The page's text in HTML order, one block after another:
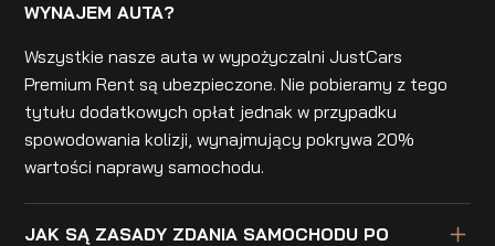
WYNAJEM AUTA?
Wszystkie nasze auta w wypożyczalni JustCars
Premium Rent są ubezpieczone. Nie pobieramy z tego
tytułu dodatkowych opłat jednak w przypadku
spowodowania kolizji, wynajmujący pokrywa 20%
wartości naprawy samochodu.
JAK SĄ ZASADY ZDANIA SAMOCHODU PO